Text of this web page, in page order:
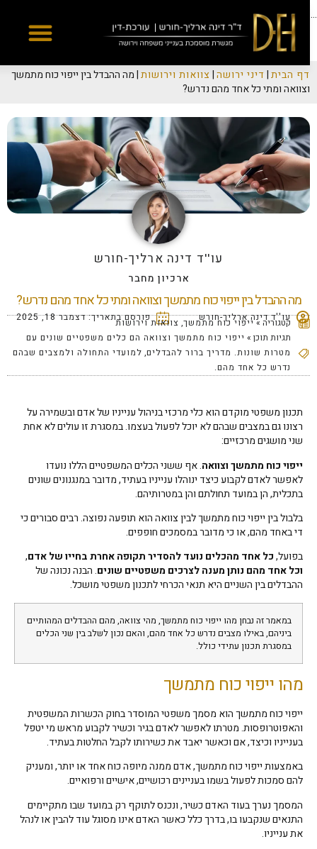
Yes
...
דף הבית|דיני ירושה|צוואות וירושות|מה ההבדל בין ייפוי כוח מתמשך
וצוואה ומתי כל אחד מהם נדרש?
עו''ד דינה ארליך-חורש
ארכיון מחבר
מה ההבדל בין ייפוי כוח מתמשך וצוואה ומתי כל אחד מהם נדרש?
עו''ד דינה ארליך-חורש פורסם בתאריך:דצמבר 18, 2025 קטגוריה » ייפוי כוח מתמשך,צוואות וירושות
תגיות תוכן » ייפוי כוח מתמשך וצוואה הם כלים משפטיים שונים עם
מטרות שונות. מדריך ברור להבדלים,למועדי התחולה ולמצבים שבהם
נדרש כל אחד מהם.
תכנון משפטי מוקדם הוא כלי מרכזי בניהול ענייניו של אדם ובשמירה על
רצונו גם במצבים שבהם לא יוכל לפעול בעצמו. במסגרת זו עולים לא אחת
שני מושגים מרכזיים:
ייפוי כוח מתמשך וצוואה. אף ששני הכלים המשפטיים הללו נועדו
לאפשר לאדם לקבוע כיצד ינוהלו ענייניו בעתיד, מדובר במנגנונים שונים
בתכלית, הן במועד תחולתם והן במטרותיהם.
בלבול בין ייפוי כוח מתמשך לבין צוואה הוא תופעה נפוצה. רבים סבורים כי
די באחד מהם, או כי מדובר במסמכים חופפים.
בפועל,כל אחד מהכלים נועד להסדיר תקופה אחרת בחייו של אדם,
וכל אחד מהם נותן מענה לצרכים משפטיים שונים. הבנה נכונה של
ההבדלים בין השניים היא תנאי הכרחי לתכנון משפטי מושכל.
במאמר זה נבחן מהו ייפוי כוח מתמשך, מהי צוואה, מהם ההבדלים המהותיים
ביניהם, באילו מצבים נדרש כל אחד מהם, והאם נכון לשלב בין שני הכלים
במסגרת תכנון עתידי כולל.
מהו ייפוי כוח מתמשך
ייפוי כוח מתמשך הוא מסמך משפטי המוסדר בחוק הכשרות המשפטית
והאפוטרופסות. מטרתו לאפשר לאדם בגיר וכשיר לקבוע מראש מי יטפל
בענייניו וכיצד, אם וכאשר יאבד את כשירותו לקבל החלטות בעתיד.
באמצעות ייפוי כוח מתמשך, אדם ממנה מיופה כוח אחד או יותר, ומעניק
להם סמכות לפעול בשמו בעניינים רכושיים, אישיים ורפואיים.
המסמך נערך בעוד האדם כשיר, ונכנס לתוקף רק במועד שבו מתקיימים
התנאים שנקבעו בו, בדרך כלל כאשר האדם אינו מסוגל עוד להבין או לנהל
את ענייניו.